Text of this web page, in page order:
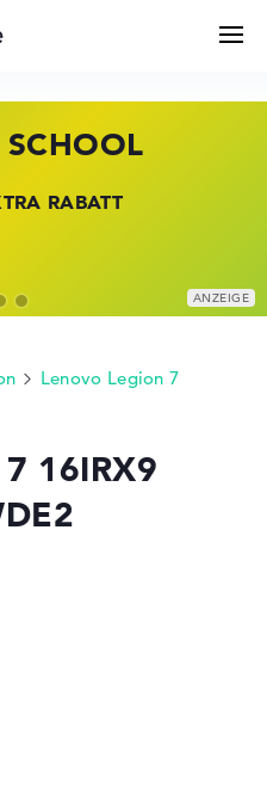
Wissen
RABATT
BEI HP
DEALS
Lenovo Legion 7
16IRX9